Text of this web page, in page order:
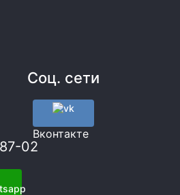
02
Соц. сети
Вконтакте